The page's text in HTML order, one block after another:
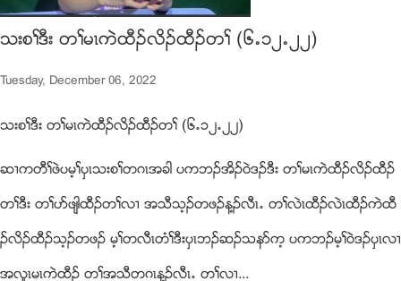
သးစႈဒီး တႈမၚကဲထီဥလိဥထီဥတႈ (၆’၁၂’၂၂)
Tuesday, December 06, 2022
သးစႈဒီး တႈမၚကဲထီဥလိဥထီဥတႈ (၆’၁၂’၂၂)
ဆ႕ကတီႈဖဲပမ့ႈပွၚသးစႈတဂၚအခါ ပကဘဥအိဥ၀ဲဒဥဒီး တႈမၚကဲထီဥလိဥထီဥ
တႈဒီး တႈပဏဖ်ါထီဥတႈလ႕ အသီသ့ဥတဖဥန႔ဥလီၚ’ တႈလဲၚထီဥလဲၚထီဥကဲထီ
ဥလိဥထီဥသ့ဥတဖဥ မ့ႈတလီၚတံႈဒီးပွၚဘဥဆဥသနဏက့ ပကဘဥမ့ႈ၀ဲဒဥပွၚလ႕
အလူၚမၚကဲထီဥ တႈအသီတဂၚန႔ဥလီၚ’ တႈလ႕...